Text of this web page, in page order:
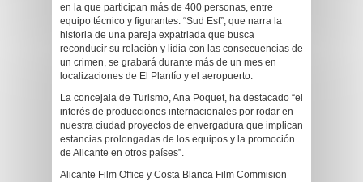
en la que participan más de 400 personas, entre
equipo técnico y figurantes. “Sud Est”, que narra la
historia de una pareja expatriada que busca
reconducir su relación y lidia con las consecuencias de
un crimen, se grabará durante más de un mes en
localizaciones de El Plantío y el aeropuerto.
La concejala de Turismo, Ana Poquet, ha destacado “el
interés de producciones internacionales por rodar en
nuestra ciudad proyectos de envergadura que implican
estancias prolongadas de los equipos y la promoción
de Alicante en otros países”.
Alicante Film Office y Costa Blanca Film Commision